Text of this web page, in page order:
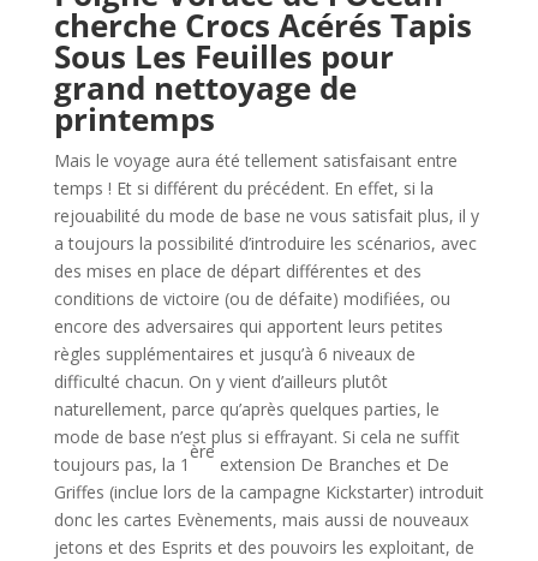
cherche Crocs Acérés Tapis
Sous Les Feuilles pour
grand nettoyage de
printemps
Mais le voyage aura été tellement satisfaisant entre
temps ! Et si différent du précédent. En effet, si la
rejouabilité du mode de base ne vous satisfait plus, il y
a toujours la possibilité d’introduire les scénarios, avec
des mises en place de départ différentes et des
conditions de victoire (ou de défaite) modifiées, ou
encore des adversaires qui apportent leurs petites
règles supplémentaires et jusqu’à 6 niveaux de
difficulté chacun. On y vient d’ailleurs plutôt
naturellement, parce qu’après quelques parties, le
mode de base n’est plus si effrayant. Si cela ne suffit
toujours pas, la 1
ère
extension De Branches et De
Griffes (inclue lors de la campagne Kickstarter) introduit
donc les cartes Evènements, mais aussi de nouveaux
jetons et des Esprits et des pouvoirs les exploitant, de